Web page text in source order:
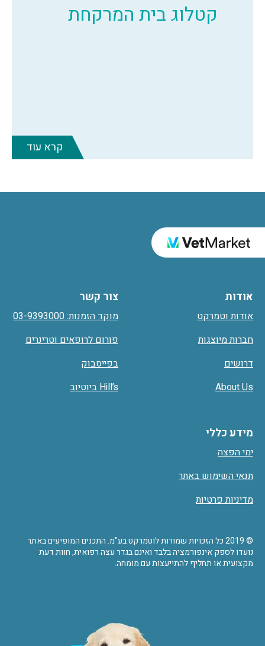
קטלוג בית המרקחת
קרא עוד
אודות
אודות וטמרקט
חברות מיוצגות
דרושים
About Us
מידע כללי
ימי הפצה
תנאי השימוש באתר
מדיניות פרטיות
צור קשר
מוקד הזמנות: 03-9393000
פורום לרופאים וטרינרים
בפייסבוק
Hill’s ביוטיוב
© 2019 כל הזכויות שמורות לוטמרקט בע"מ. התכנים המופיעים באתר
נועדו לספק אינפורמציה בלבד ואינם בגדר עצה רפואית, חוות דעת
מקצועית או תחליף להתייעצות עם מומחה.